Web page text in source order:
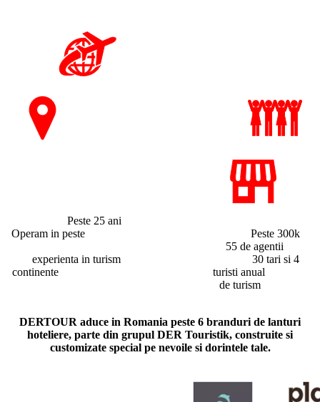
Peste 25 ani
Operam in peste Peste 300k
55 de agentii
experienta in turism 30 tari si 4
continente turisti anual
de turism
DERTOUR aduce in Romania peste 6 branduri de lanturi
hoteliere, parte din grupul DER Touristik, construite si
customizate special pe nevoile si dorintele tale.